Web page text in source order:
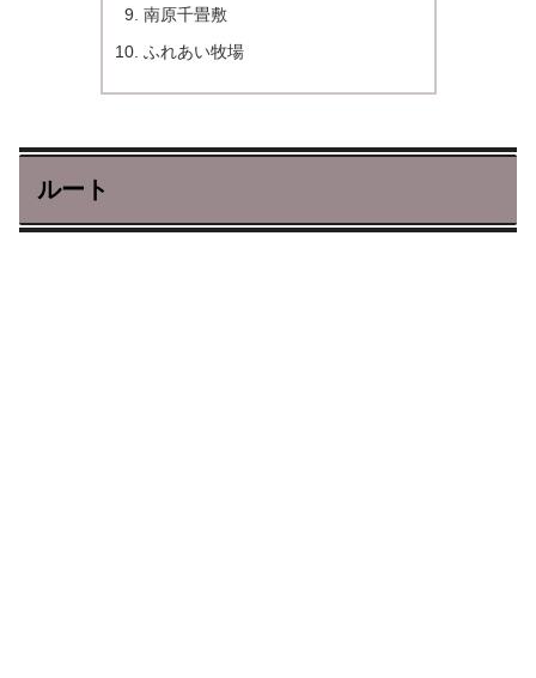
南原千畳敷
ふれあい牧場
ルート